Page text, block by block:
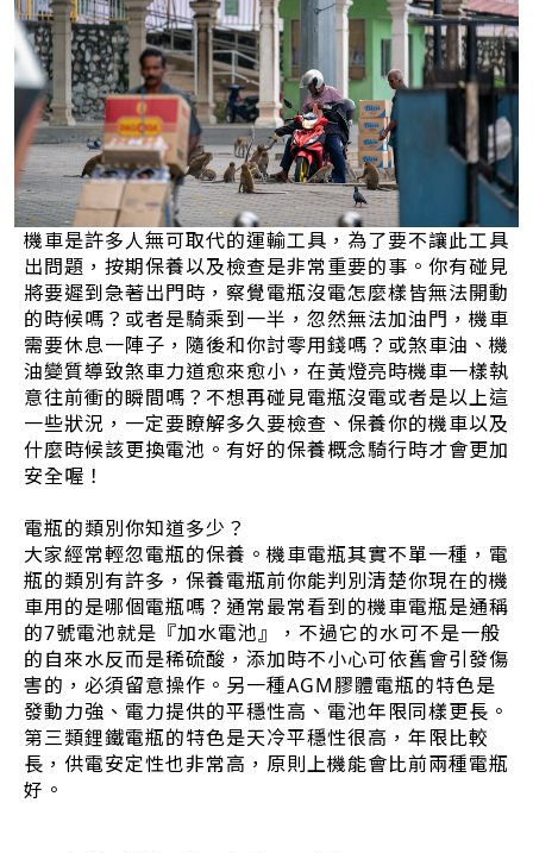
機車是許多人無可取代的運輸工具，為了要不讓此工具
出問題，按期保養以及檢查是非常重要的事。你有碰見
將要遲到急著出門時，察覺電瓶沒電怎麼樣皆無法開動
的時候嗎？或者是騎乘到一半，忽然無法加油門，機車
需要休息一陣子，隨後和你討零用錢嗎？或煞車油、機
油變質導致煞車力道愈來愈小，在黃燈亮時機車一樣執
意往前衝的瞬間嗎？不想再碰見電瓶沒電或者是以上這
一些狀況，一定要瞭解多久要檢查、保養你的機車以及
什麼時候該更換電池。有好的保養概念騎行時才會更加
安全喔！
電瓶的類別你知道多少？
大家經常輕忽電瓶的保養。機車電瓶其實不單一種，電
瓶的類別有許多，保養電瓶前你能判別清楚你現在的機
車用的是哪個電瓶嗎？通常最常看到的機車電瓶是通稱
的7號電池就是『加水電池』，不過它的水可不是一般
的自來水反而是稀硫酸，添加時不小心可依舊會引發傷
害的，必須留意操作。另一種AGM膠體電瓶的特色是
發動力強、電力提供的平穩性高、電池年限同樣更長。
第三類鋰鐵電瓶的特色是天冷平穩性很高，年限比較
長，供電安定性也非常高，原則上機能會比前兩種電瓶
好。